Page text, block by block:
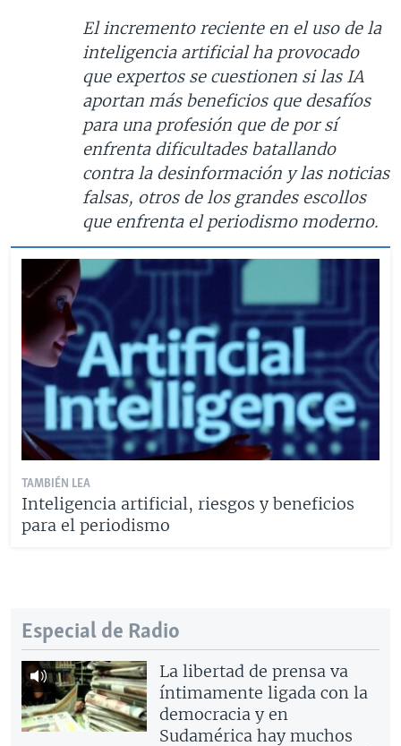
El incremento reciente en el uso de la
inteligencia artificial ha provocado
que expertos se cuestionen si las IA
aportan más beneficios que desafíos
para una profesión que de por sí
enfrenta dificultades batallando
contra la desinformación y las noticias
falsas, otros de los grandes escollos
que enfrenta el periodismo moderno.
TAMBIÉN LEA
Inteligencia artificial, riesgos y beneficios
para el periodismo
Especial de Radio
La libertad de prensa va
íntimamente ligada con la
democracia y en
Sudamérica hay muchos